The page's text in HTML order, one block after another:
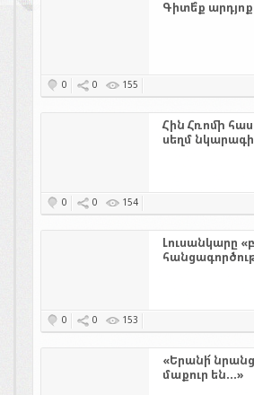
Գիտե՞ք
0
0 155
Հին Հռոմի
սեղմ
0
0 154
Լուսանկարը
0
0 153
«Երանի՜
մաքուր են...»